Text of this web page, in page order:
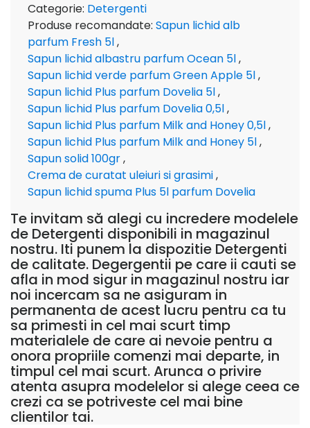
Categorie: Detergenti
Produse recomandate: Sapun lichid alb
parfum Fresh 5l,
Sapun lichid albastru parfum Ocean 5l,
Sapun lichid verde parfum Green Apple 5l,
Sapun lichid Plus parfum Dovelia 5l,
Sapun lichid Plus parfum Dovelia 0,5l,
Sapun lichid Plus parfum Milk and Honey 0,5l,
Sapun lichid Plus parfum Milk and Honey 5l,
Sapun solid 100gr,
Crema de curatat uleiuri si grasimi,
Sapun lichid spuma Plus 5l parfum Dovelia
Te invitam să alegi cu incredere modelele
de Detergenti disponibili in magazinul
nostru. Iti punem la dispozitie Detergenti
de calitate. Degergentii pe care ii cauti se
afla in mod sigur in magazinul nostru iar
noi incercam sa ne asiguram in
permanenta de acest lucru pentru ca tu
sa primesti in cel mai scurt timp
materialele de care ai nevoie pentru a
onora propriile comenzi mai departe, in
timpul cel mai scurt. Arunca o privire
atenta asupra modelelor si alege ceea ce
crezi ca se potriveste cel mai bine
clientilor tai.